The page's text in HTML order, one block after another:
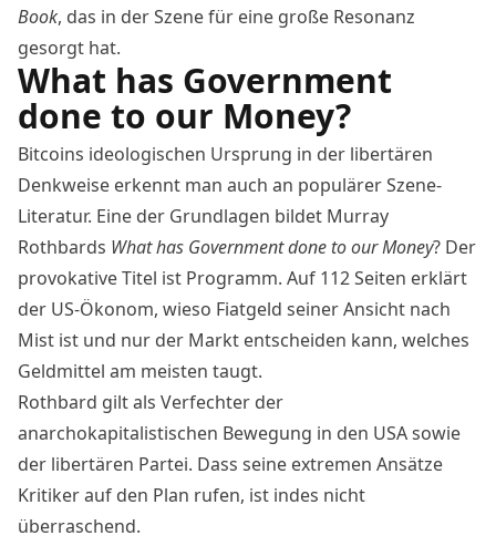
Book, das in der Szene für eine große Resonanz
gesorgt hat.
What has Government
done to our Money?
Bitcoins ideologischen Ursprung in der libertären
Denkweise erkennt man auch an populärer Szene-
Literatur. Eine der Grundlagen bildet Murray
Rothbards What has Government done to our Money? Der
provokative Titel ist Programm. Auf 112 Seiten erklärt
der US-Ökonom, wieso Fiatgeld seiner Ansicht nach
Mist ist und nur der Markt entscheiden kann, welches
Geldmittel am meisten taugt.
Rothbard gilt als Verfechter der
anarchokapitalistischen Bewegung in den USA sowie
der libertären Partei. Dass seine extremen Ansätze
Kritiker auf den Plan rufen, ist indes nicht
überraschend.